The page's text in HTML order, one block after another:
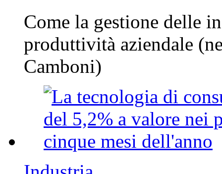
Come la gestione delle
produttività aziendale
Camboni)